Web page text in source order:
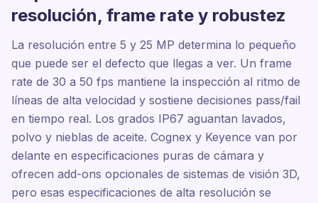
resolución, frame rate y robustez
La resolución entre 5 y 25 MP determina lo pequeño
que puede ser el defecto que llegas a ver. Un frame
rate de 30 a 50 fps mantiene la inspección al ritmo de
líneas de alta velocidad y sostiene decisiones pass/fail
en tiempo real. Los grados IP67 aguantan lavados,
polvo y nieblas de aceite. Cognex y Keyence van por
delante en especificaciones puras de cámara y
ofrecen add-ons opcionales de sistemas de visión 3D,
pero esas especificaciones de alta resolución se